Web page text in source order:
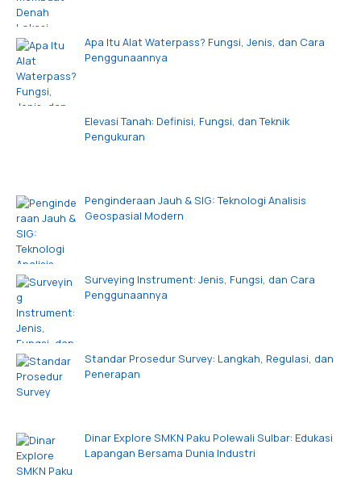
Apa Itu Alat Waterpass? Fungsi, Jenis, dan Cara
Penggunaannya
Elevasi Tanah: Definisi, Fungsi, dan Teknik
Pengukuran
Penginderaan Jauh & SIG: Teknologi Analisis
Geospasial Modern
Surveying Instrument: Jenis, Fungsi, dan Cara
Penggunaannya
Standar Prosedur Survey: Langkah, Regulasi, dan
Penerapan
Dinar Explore SMKN Paku Polewali Sulbar: Edukasi
Lapangan Bersama Dunia Industri